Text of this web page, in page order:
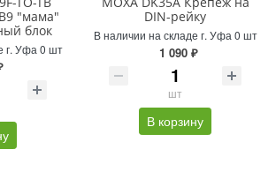
"мама"
блок
г. Уфа 0 шт
DIN-рейку
В наличии на складе г. Уфа 0 шт
1 090 ₽
шт
В корзину